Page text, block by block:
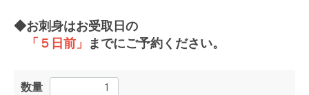
◆お刺身はお受取日の
「５日前」
までにご予約ください。
数量